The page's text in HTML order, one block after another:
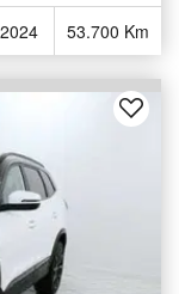
2024 53.700 Km